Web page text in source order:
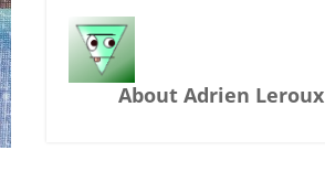
About Adrien Leroux